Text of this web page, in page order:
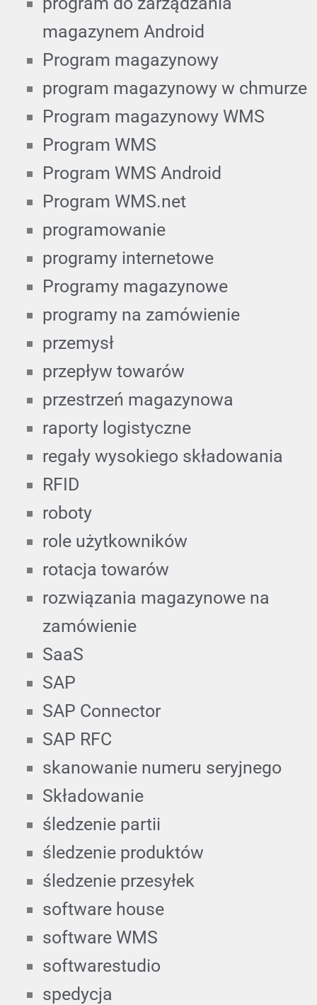
magazynem Android
Program magazynowy
program magazynowy w chmurze
Program magazynowy WMS
Program WMS
Program WMS Android
Program WMS.net
programowanie
programy internetowe
Programy magazynowe
programy na zamówienie
przemysł
przepływ towarów
przestrzeń magazynowa
raporty logistyczne
regały wysokiego składowania
RFID
roboty
role użytkowników
rotacja towarów
rozwiązania magazynowe na
zamówienie
SaaS
SAP
SAP Connector
SAP RFC
skanowanie numeru seryjnego
Składowanie
śledzenie partii
śledzenie produktów
śledzenie przesyłek
software house
software WMS
softwarestudio
spedycja